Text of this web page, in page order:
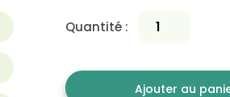
Quantité :
Ajouter au